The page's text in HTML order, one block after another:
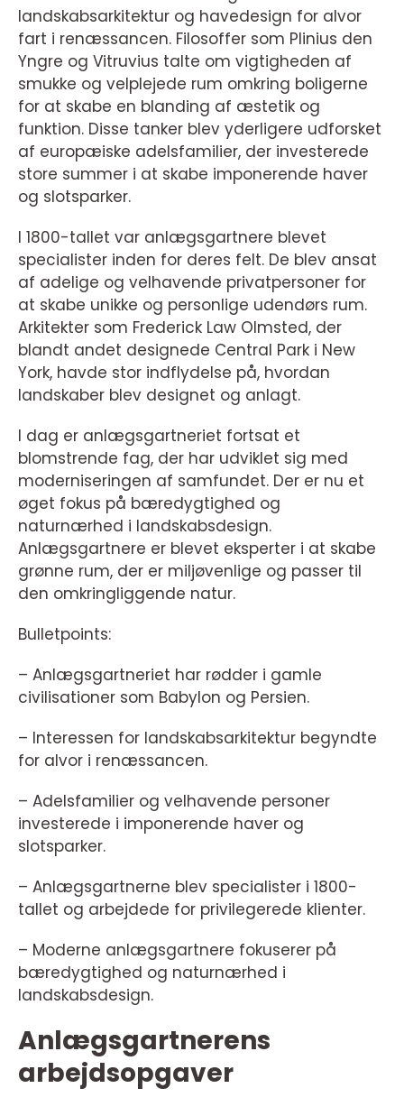
landskabsarkitektur og havedesign for alvor
fart i renæssancen. Filosoffer som Plinius den
Yngre og Vitruvius talte om vigtigheden af
smukke og velplejede rum omkring boligerne
for at skabe en blanding af æstetik og
funktion. Disse tanker blev yderligere udforsket
af europæiske adelsfamilier, der investerede
store summer i at skabe imponerende haver
og slotsparker.
I 1800-tallet var anlægsgartnere blevet
specialister inden for deres felt. De blev ansat
af adelige og velhavende privatpersoner for
at skabe unikke og personlige udendørs rum.
Arkitekter som Frederick Law Olmsted, der
blandt andet designede Central Park i New
York, havde stor indflydelse på, hvordan
landskaber blev designet og anlagt.
I dag er anlægsgartneriet fortsat et
blomstrende fag, der har udviklet sig med
moderniseringen af samfundet. Der er nu et
øget fokus på bæredygtighed og
naturnærhed i landskabsdesign.
Anlægsgartnere er blevet eksperter i at skabe
grønne rum, der er miljøvenlige og passer til
den omkringliggende natur.
Bulletpoints:
– Anlægsgartneriet har rødder i gamle
civilisationer som Babylon og Persien.
– Interessen for landskabsarkitektur begyndte
for alvor i renæssancen.
– Adelsfamilier og velhavende personer
investerede i imponerende haver og
slotsparker.
– Anlægsgartnerne blev specialister i 1800-
tallet og arbejdede for privilegerede klienter.
– Moderne anlægsgartnere fokuserer på
bæredygtighed og naturnærhed i
landskabsdesign.
Anlægsgartnerens
arbejdsopgaver